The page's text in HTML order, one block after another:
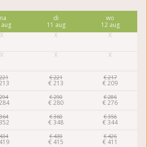
221
294
364
434
419
di
11 aug
€ 221
€213
€ 290
€280
€ 360
€348
€ 430
€ 415
wo
12 aug
€ 217
€209
€ 286
€276
€ 356
€344
€ 426
€ 411